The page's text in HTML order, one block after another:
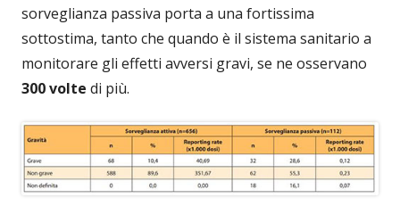
sorveglianza passiva porta a una fortissima
sottostima, tanto che quando è il sistema sanitario a
monitorare gli effetti avversi gravi, se ne osservano
300 volte di più.